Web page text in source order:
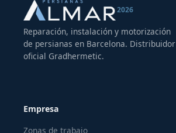
2026
Reparación, instalación y motorización
de persianas en Barcelona. Distribuidor
oficial Gradhermetic.
Empresa
Zonas de trabajo